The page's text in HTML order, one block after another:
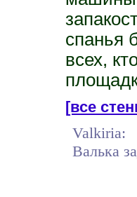
спанья
всех,
[все
Valkiria:
Валька